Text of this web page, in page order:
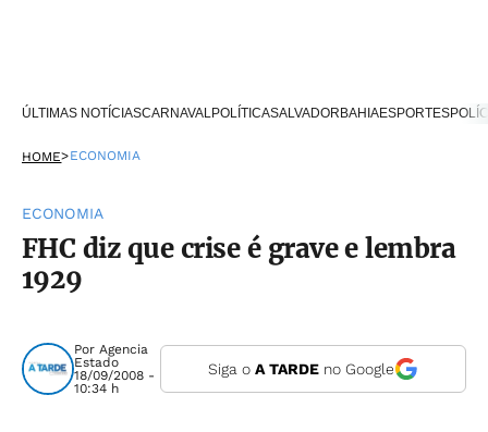
ÚLTIMAS NOTÍCIASCARNAVALPOLÍTICASALVADOR BAHIAESPORTES
HOME>ECONOMIA
ECONOMIA
FHC diz que crise é grave e lembra
1929
Por Agencia
Estado
18/09/2008 -
10:34 h
Siga o A TARDEno Google